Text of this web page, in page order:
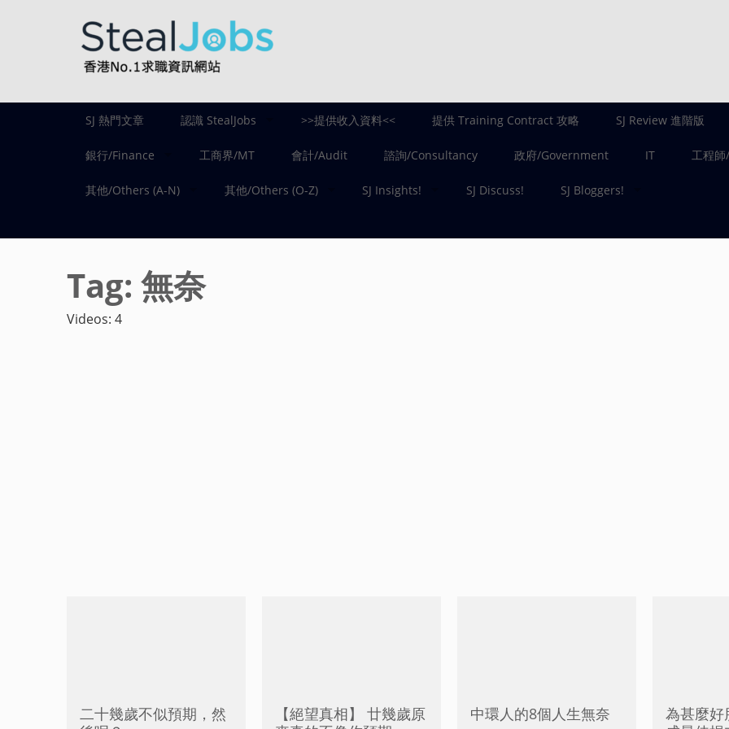
SJ 熱門文章 認識 StealJobs >>提供收入資料<< 提供 Training Contract 攻略 SJ Review 進階版
銀行/Finance 工商界/MT 會計/Audit 諮詢/Consultancy 政府/Government IT 工程
其他/Others (A-N) 其他/Others (O-Z) SJ Insights! SJ Discuss! SJ Bloggers!
Tag: 無奈
Videos: 4
二十幾歲不似預期，然
【絕望真相】 廿幾歲原
中環人的8個人生無奈
為甚麼好